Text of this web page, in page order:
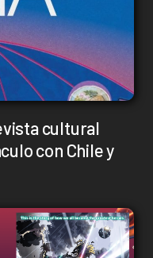
cultural
con Chile y